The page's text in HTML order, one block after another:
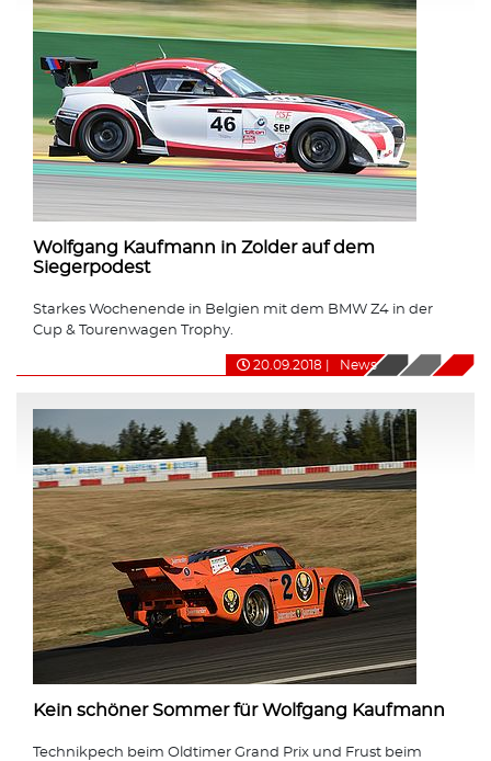
Wolfgang Kaufmann in Zolder auf dem
Siegerpodest
Starkes Wochenende in Belgien mit dem BMW Z4 in der
Cup & Tourenwagen Trophy.
20.09.2018 News
Kein schöner Sommer für Wolfgang Kaufmann
Technikpech beim Oldtimer Grand Prix und Frust beim